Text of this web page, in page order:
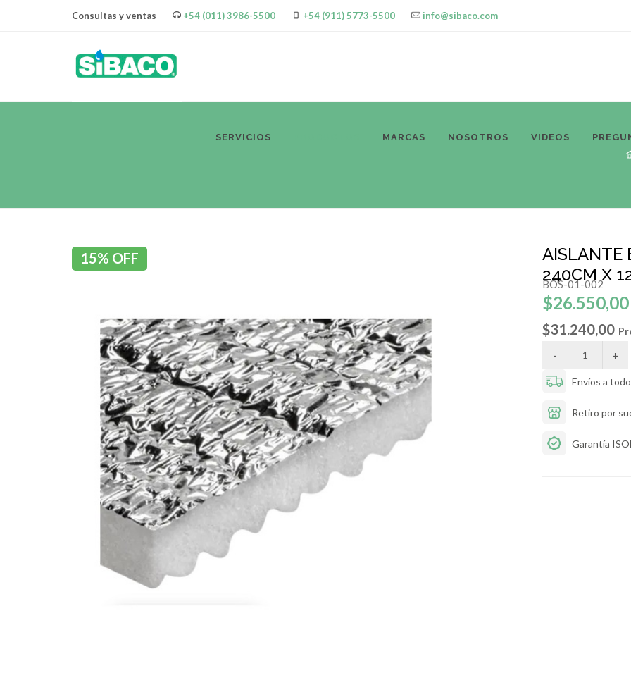
Consultas y ventas +54 (011) 3986-5500 +54 (911) 5773-5500 info@sibaco.com
SERVICIOS MARCAS NOSOTROS VIDEOS
15% OFF
AISLANTE
240CM X
BOS-01-002
$26.550,00
$31.240,00
Envíos a
Retiro por
Garantía